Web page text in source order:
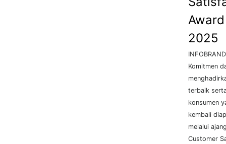
Award
2025
Komitmen
terbaik
konsumen
kembali
melalui
Customer